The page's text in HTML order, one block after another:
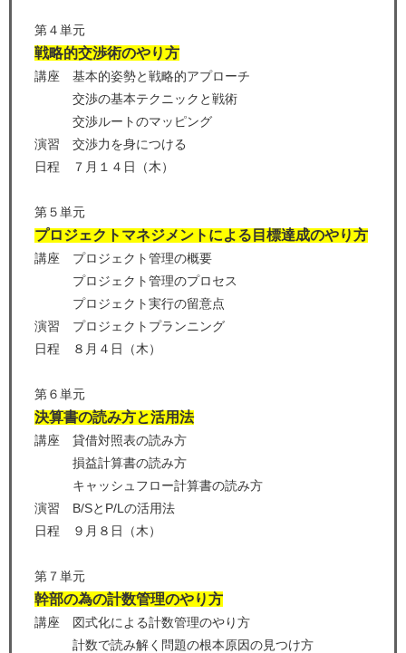
第４単元
戦略的交渉術のやり方
講座 基本的姿勢と戦略的アプローチ
交渉の基本テクニックと戦術
交渉ルートのマッピング
演習 交渉力を身につける
日程 ７月１４日（木）
第５単元
プロジェクトマネジメントによる目標達成のやり方
講座 プロジェクト管理の概要
プロジェクト管理のプロセス
プロジェクト実行の留意点
演習 プロジェクトプランニング
日程 ８月４日（木）
第６単元
決算書の読み方と活用法
講座 貸借対照表の読み方
損益計算書の読み方
キャッシュフロー計算書の読み方
演習 B/SとP/Lの活用法
日程 ９月８日（木）
第７単元
幹部の為の計数管理のやり方
講座 図式化による計数管理のやり方
計数で読み解く問題の根本原因の見つけ方